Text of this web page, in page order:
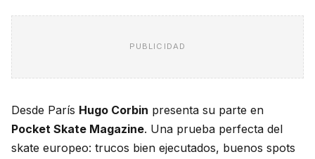
PUBLICIDAD
Desde París Hugo Corbin presenta su parte en
Pocket Skate Magazine. Una prueba perfecta del
skate europeo: trucos bien ejecutados, buenos spots